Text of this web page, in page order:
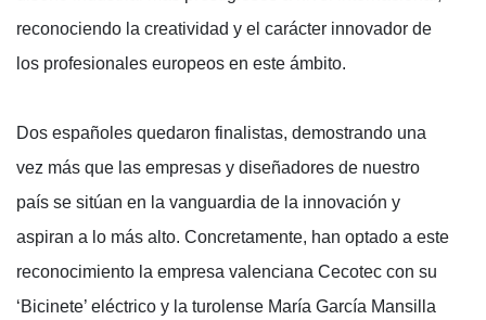
reconociendo la creatividad y el carácter innovador de
los profesionales europeos en este ámbito.
Dos españoles quedaron finalistas, demostrando una
vez más que las empresas y diseñadores de nuestro
país se sitúan en la vanguardia de la innovación y
aspiran a lo más alto. Concretamente, han optado a este
reconocimiento la empresa valenciana Cecotec con su
‘Bicinete’ eléctrico y la turolense María García Mansilla